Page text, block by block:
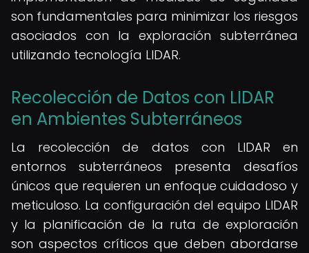
son fundamentales para minimizar los riesgos
asociados con la exploración subterránea
utilizando tecnología LIDAR.
Recolección de Datos con LIDAR
en Ambientes Subterráneos
La recolección de datos con LIDAR en
entornos subterráneos presenta desafíos
únicos que requieren un enfoque cuidadoso y
meticuloso. La configuración del equipo LIDAR
y la planificación de la ruta de exploración
son aspectos críticos que deben abordarse